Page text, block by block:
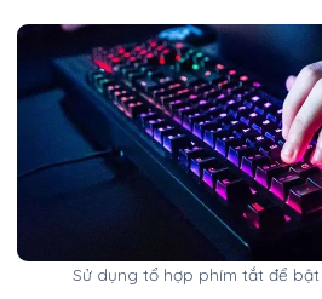
Sử dụng tổ hợp phím tắt để